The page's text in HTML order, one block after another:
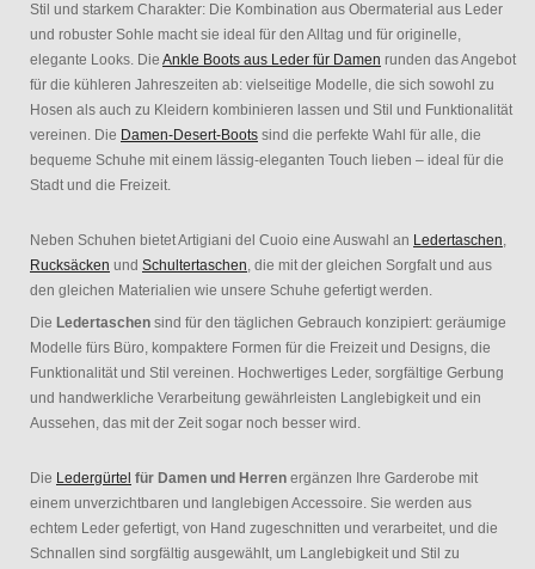
Stil und starkem Charakter: Die Kombination aus Obermaterial aus Leder
und robuster Sohle macht sie ideal für den Alltag und für originelle,
elegante Looks. Die Ankle Boots aus Leder für Damen runden das Angebot
für die kühleren Jahreszeiten ab: vielseitige Modelle, die sich sowohl zu
Hosen als auch zu Kleidern kombinieren lassen und Stil und Funktionalität
vereinen. Die Damen-Desert-Boots sind die perfekte Wahl für alle, die
bequeme Schuhe mit einem lässig-eleganten Touch lieben – ideal für die
Stadt und die Freizeit.
Neben Schuhen bietet Artigiani del Cuoio eine Auswahl an Ledertaschen,
Rucksäcken und Schultertaschen, die mit der gleichen Sorgfalt und aus
den gleichen Materialien wie unsere Schuhe gefertigt werden.
Die Ledertaschen sind für den täglichen Gebrauch konzipiert: geräumige
Modelle fürs Büro, kompaktere Formen für die Freizeit und Designs, die
Funktionalität und Stil vereinen. Hochwertiges Leder, sorgfältige Gerbung
und handwerkliche Verarbeitung gewährleisten Langlebigkeit und ein
Aussehen, das mit der Zeit sogar noch besser wird.
Die Ledergürtel für Damen und Herren ergänzen Ihre Garderobe mit
einem unverzichtbaren und langlebigen Accessoire. Sie werden aus
echtem Leder gefertigt, von Hand zugeschnitten und verarbeitet, und die
Schnallen sind sorgfältig ausgewählt, um Langlebigkeit und Stil zu